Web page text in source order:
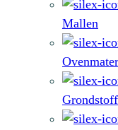
Mallen